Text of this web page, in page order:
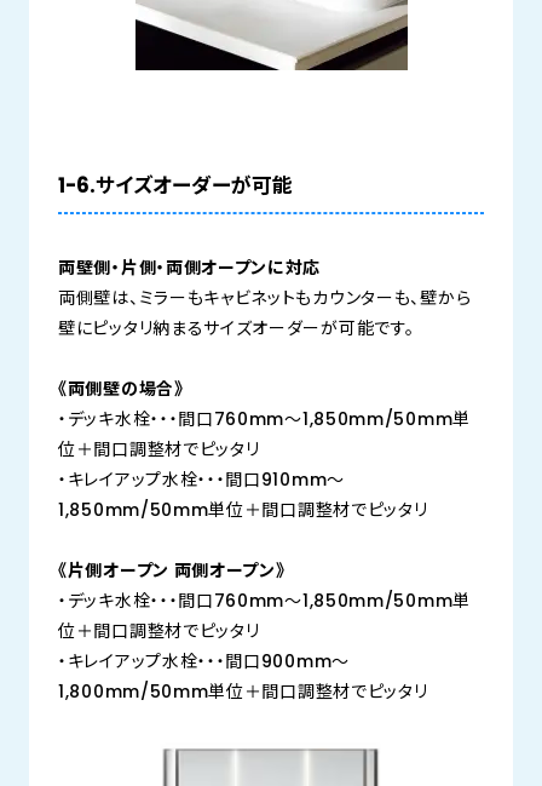
1-6.サイズオーダーが可能
両壁側・片側・両側オープンに対応
両側壁は、ミラーもキャビネットもカウンターも、壁から
壁にピッタリ納まるサイズオーダーが可能です。
《両側壁の場合》
・デッキ水栓・・・間口760mm～1,850mm/50mm単
位＋間口調整材でピッタリ
・キレイアップ水栓・・・間口910mm～
1,850mm/50mm単位＋間口調整材でピッタリ
《片側オープン 両側オープン》
・デッキ水栓・・・間口760mm～1,850mm/50mm単
位＋間口調整材でピッタリ
・キレイアップ水栓・・・間口900mm～
1,800mm/50mm単位＋間口調整材でピッタリ